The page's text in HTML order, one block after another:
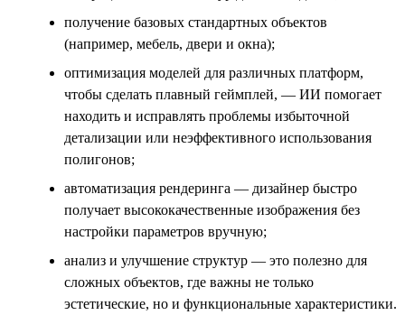
получение базовых стандартных объектов
(например, мебель, двери и окна);
оптимизация моделей для различных платформ,
чтобы сделать плавный геймплей, — ИИ помогает
находить и исправлять проблемы избыточной
детализации или неэффективного использования
полигонов;
автоматизация рендеринга — дизайнер быстро
получает высококачественные изображения без
настройки параметров вручную;
анализ и улучшение структур — это полезно для
сложных объектов, где важны не только
эстетические, но и функциональные характеристики.